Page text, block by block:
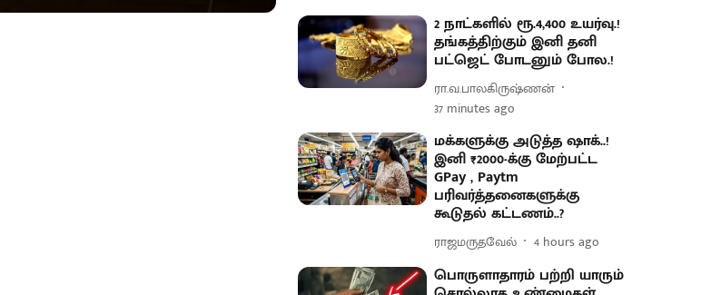
2 நாட்களில் ரூ.4,400 உயர்வு.!
தங்கத்திற்கும் இனி தனி
பட்ஜெட் போடனும் போல.!
ரா.வ.பாலகிருஷ்ணன்
37 minutes ago
மக்களுக்கு அடுத்த ஷாக்..!
இனி ₹2000-க்கு மேற்பட்ட
GPay , Paytm
பரிவர்த்தனைகளுக்கு
கூடுதல் கட்டணம்..?
ராஜமருதவேல் 4 hours ago
பொருளாதாரம் பற்றி யாரும்